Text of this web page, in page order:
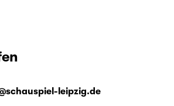
leipzig.de